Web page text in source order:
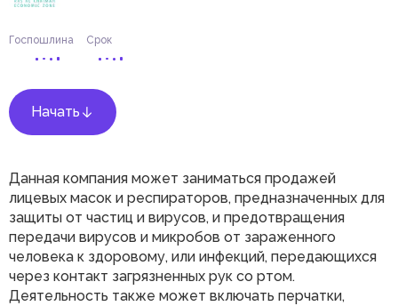
Госпошлина Срок
Начать
Данная компания может заниматься продажей
лицевых масок и респираторов, предназначенных для
защиты от частиц и вирусов, и предотвращения
передачи вирусов и микробов от зараженного
человека к здоровому, или инфекций, передающихся
через контакт загрязненных рук со ртом.
Деятельность также может включать перчатки,